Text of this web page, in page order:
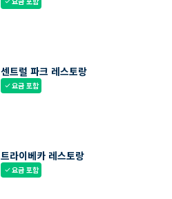
센트럴 파크 레스토랑
check요금 포함
트라이베카 레스토랑
check요금 포함